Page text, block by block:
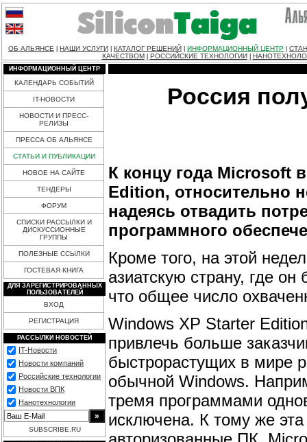
ОБ АЛЬЯНСЕ НАШИ УСЛУГИ КАТАЛОГ РЕШЕНИЙ ИНФОРМАЦИОННЫЙ ЦЕНТР
КАЧЕСТВОМ
РОССИЙСКИЕ ТЕХНОЛОГИИ
ИНФОРМАЦИОННЫЙ ЦЕНТР
КАЛЕНДАРЬ СОБЫТИЙ
IT-НОВОСТИ
НОВОСТИ И ПРЕСС-
РЕЛИЗЫ
ПРЕССА ОБ АЛЬЯНСЕ
СТАТЬИ И ПУБЛИКАЦИИ
НОВОЕ НА САЙТЕ
ТЕНДЕРЫ
ФОРУМ
СПИСКИ РАССЫЛКИ И
ДИСКУССИОННЫЕ
ГРУППЫ
ПОЛЕЗНЫЕ ССЫЛКИ
ГОСТЕВАЯ КНИГА
ДЛЯ ЗАРЕГИСТРИРОВАННЫХ
ПОЛЬЗОВАТЕЛЕЙ
ВХОД
РЕГИСТРАЦИЯ
РАССЫЛКИ НОВОСТЕЙ
IT-Новости
Новости компаний
Российские технологии
Новости ВПК
Нанотехнологии
SUBSCRIBE.RU
Россия
К концу года Microsoft
Edition, относительно
надеясь отвадить
программного
Кроме того, на этой
азиатскую страну, где
что общее число
Windows XP Starter
привлечь больше
быстрорастущих в мире
обычной Windows.
тремя программами
исключена. К тому же эта